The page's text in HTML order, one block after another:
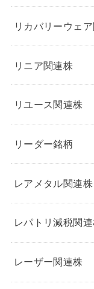
リカバリーウェ
リニア関連株
リユース関連株
リーダー銘柄
レアメタル関連株
レパトリ減税関
レーザー関連株